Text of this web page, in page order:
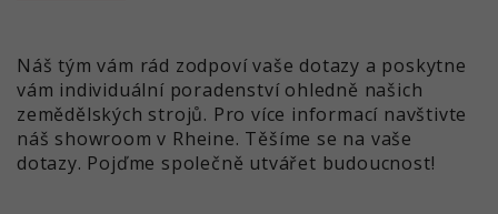
Náš tým vám rád zodpoví vaše dotazy a poskytne
vám individuální poradenství ohledně našich
zemědělských strojů. Pro více informací navštivte
náš showroom v Rheine. Těšíme se na vaše
dotazy. Pojďme společně utvářet budoucnost!